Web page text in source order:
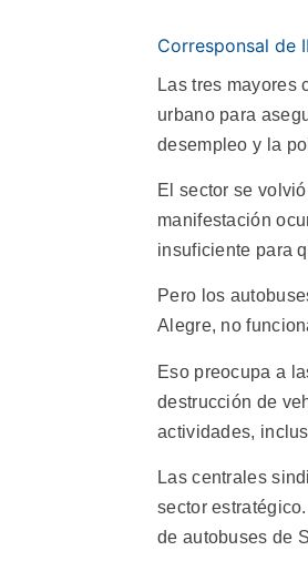
Corresponsal de
Las tres mayores
urbano para
desempleo y la
El sector se
manifestación
insuficiente para
Pero los
Alegre, no
Eso preocupa a
destrucción de
actividades,
Las centrales
sector
de autobuses de